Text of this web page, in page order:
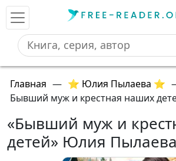
Главная — ⭐ Юлия Пылаева ⭐
Бывший муж и крестная наших
«Бывший муж и
детей» Юлия Пылаева